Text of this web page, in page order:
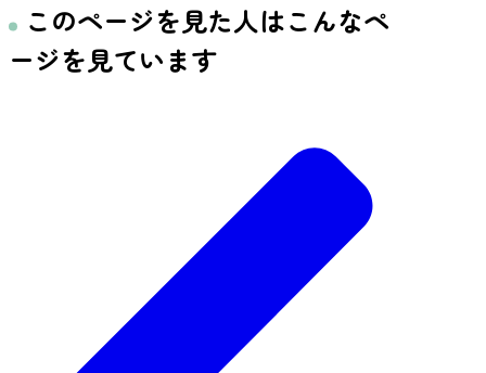
このページを見た人はこんなペ
ージを見ています